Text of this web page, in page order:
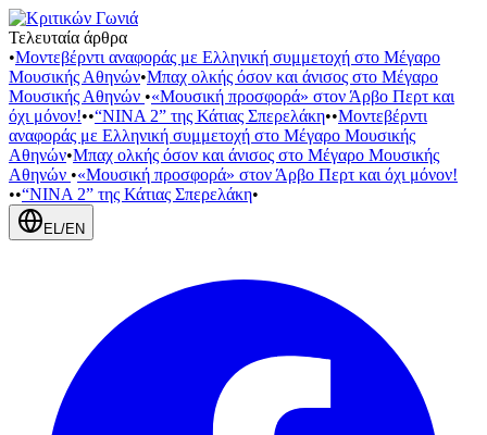
Τελευταία άρθρα
•Μοντεβέρντι αναφοράς με Ελληνική συμμετοχή στο Μέγαρο
Μουσικής Αθηνών•Μπαχ ολκής όσον και άνισος στο Μέγαρο
Μουσικής Αθηνών •«Μουσική προσφορά» στον Άρβο Περτ και
όχι μόνον!••“NINA 2” της Κάτιας Σπερελάκη••Μοντεβέρντι
αναφοράς με Ελληνική συμμετοχή στο Μέγαρο Μουσικής
Αθηνών•Μπαχ ολκής όσον και άνισος στο Μέγαρο Μουσικής
Αθηνών •«Μουσική προσφορά» στον Άρβο Περτ και όχι μόνον!
••“NINA 2” της Κάτιας Σπερελάκη•
EL/EN